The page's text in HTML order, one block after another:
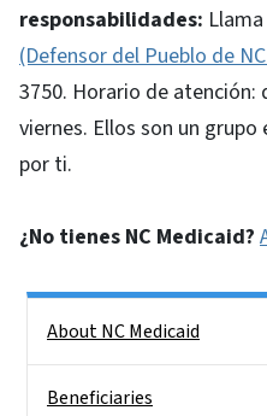
responsabilidades:
(Defensor del Pueblo de
3750. Horario de atención:
viernes. Ellos son un
por ti.
¿No tienes NC Medicaid?
About NC Medicaid
Beneficiaries